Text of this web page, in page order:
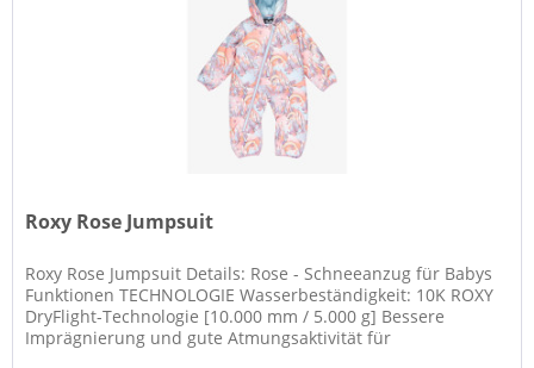
Roxy Rose Jumpsuit
Roxy Rose Jumpsuit Details: Rose - Schneeanzug für Babys
Funktionen TECHNOLOGIE Wasserbeständigkeit: 10K ROXY
DryFlight-Technologie [10.000 mm / 5.000 g] Bessere
Imprägnierung und gute Atmungsaktivität für